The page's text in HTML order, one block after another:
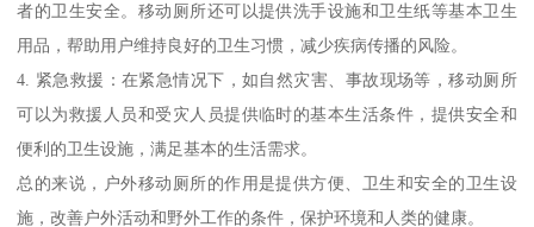
者的卫生安全。移动厕所还可以提供洗手设施和卫生纸等基本卫生
用品，帮助用户维持良好的卫生习惯，减少疾病传播的风险。
4. 紧急救援：在紧急情况下，如自然灾害、事故现场等，移动厕所
可以为救援人员和受灾人员提供临时的基本生活条件，提供安全和
便利的卫生设施，满足基本的生活需求。
总的来说，户外移动厕所的作用是提供方便、卫生和安全的卫生设
施，改善户外活动和野外工作的条件，保护环境和人类的健康。